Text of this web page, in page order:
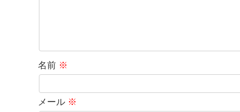
名前 ※
メール ※